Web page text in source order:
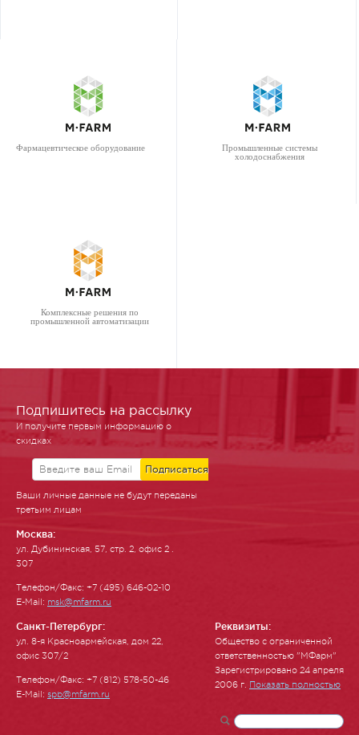
Фармацевтическое оборудование
Промышленные системы
холодоснабжения
Комплексные решения по
промышленной автоматизации
Подпишитесь на рассылку
И получите первым информацию о
скидках
Ваши личные данные не будут переданы
третьим лицам
Москва:
ул. Ду­бинин­ская, 57, стр. 2, офис 2 .
307
Телефон/Факс: +7 (495) 646-02-10
E-Mail: msk@mfarm.ru
Санкт-Петербург:
ул. 8-я Красноармейская, дом 22,
офис 307/2
Телефон/Факс: +7 (812) 578-50-46
E-Mail: spb@mfarm.ru
Реквизиты:
Общество с ограниченной
ответственностью "МФарм"
Зарегистрировано 24 апреля
2006 г. Показать полностью